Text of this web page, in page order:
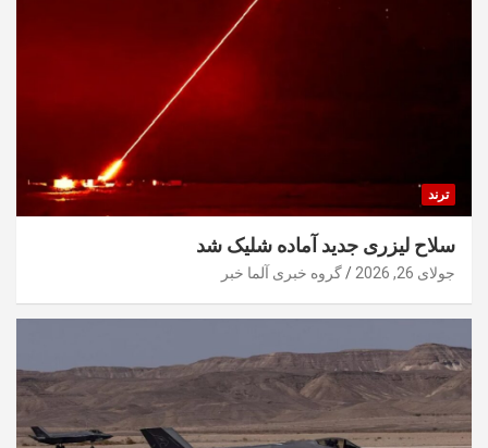
ترند
سلاح لیزری جدید آماده شلیک شد
جولای 26, 2026 گروه خبری آلما خبر